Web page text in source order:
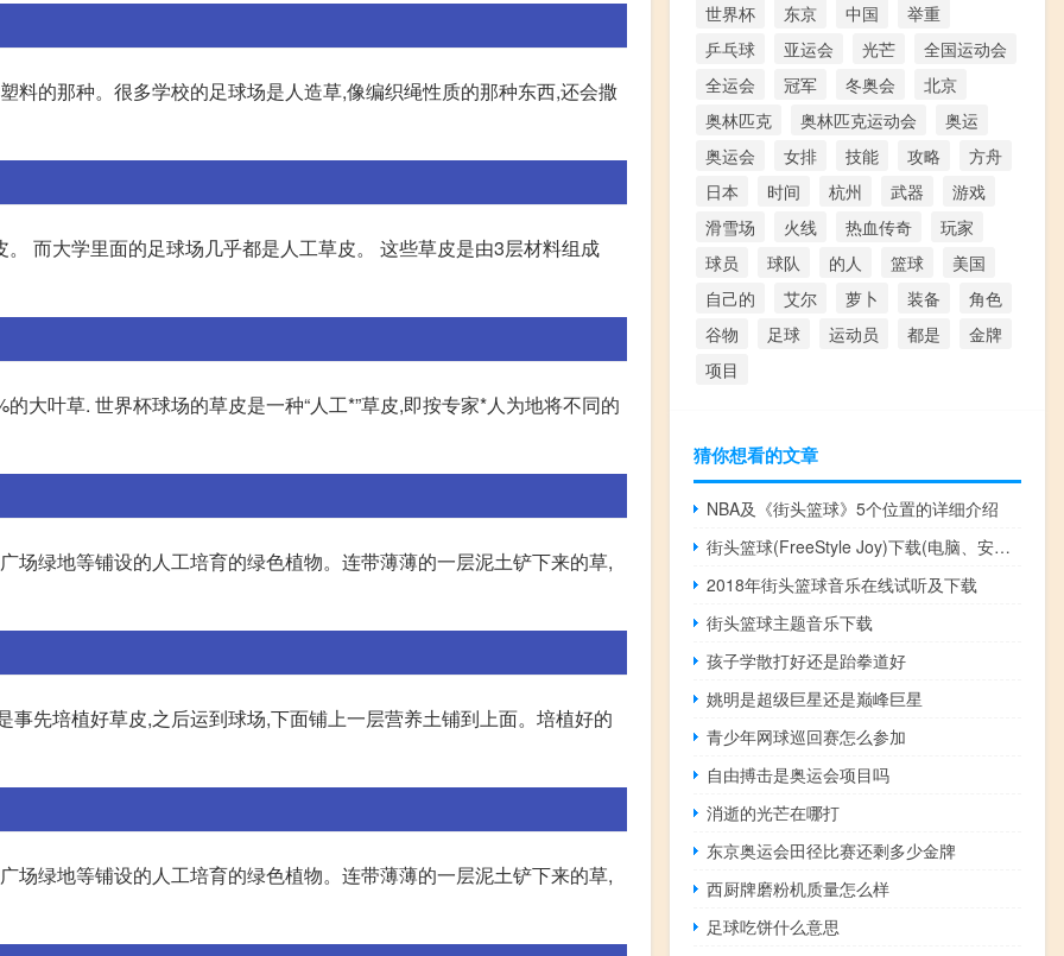
料的那种。很多学校的足球场是人造草,像编织绳性质的那种东西,还会撒
而大学里面的足球场几乎都是人工草皮。 这些草皮是由3层材料组成
大叶草. 世界杯球场的草皮是一种“人工*”草皮,即按专家*人为地将不同的
场绿地等铺设的人工培育的绿色植物。连带薄薄的一层泥土铲下来的草,
先培植好草皮,之后运到球场,下面铺上一层营养土铺到上面。培植好的
场绿地等铺设的人工培育的绿色植物。连带薄薄的一层泥土铲下来的草,
世界杯 东京 中国
举重
乒乓球
亚运会 光芒
全国运动会
全运会
冠军 冬奥会
北京
奥林匹克
奥林匹克运动会
奥运
奥运会
女排 技能 攻略
方舟
日本
时间 杭州 武器
游戏
滑雪场
火线 热血传奇
玩家
球员
球队 的人 篮球
美国
自己的
艾尔 萝卜 装备
角色
谷物
足球 运动员 都是
金牌
项目
猜你想看的文章
NBA及《街头篮球》5个位置的详细介绍
街头篮球(FreeStyle Joy)下载(电脑、安卓和IOS所有版本)
2018年街头篮球音乐在线试听及下载
街头篮球主题音乐下载
孩子学散打好还是跆拳道好
姚明是超级巨星还是巅峰巨星
青少年网球巡回赛怎么参加
自由搏击是奥运会项目吗
消逝的光芒在哪打
东京奥运会田径比赛还剩多少金牌
西厨牌磨粉机质量怎么样
足球吃饼什么意思